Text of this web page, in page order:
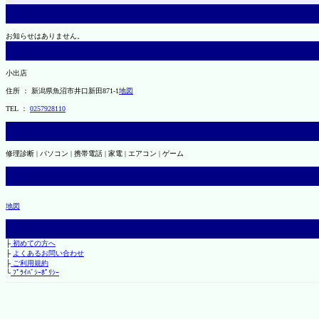
お知らせはありません。
小出店
住所 ： 新潟県魚沼市井口新田871-1地図
TEL ： 0257928110
修理診断 | パソコン | 携帯電話 | 家電 | エアコン | ゲーム
地図
├初めての方へ
├ よくあるお問い合わせ
├ご利用規約
└ﾌﾟﾗｲﾊﾞｼｰﾎﾟﾘｼｰ